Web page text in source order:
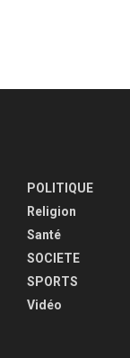
POLITIQUE
Religion
Santé
SOCIETE
SPORTS
Vidéo